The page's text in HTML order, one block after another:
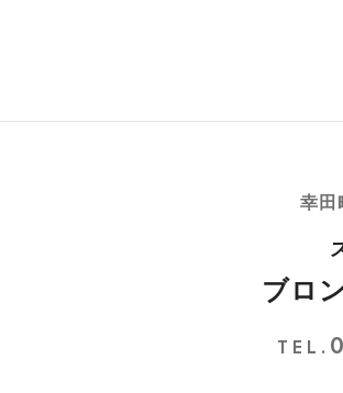
幸田
ブロ
TEL.